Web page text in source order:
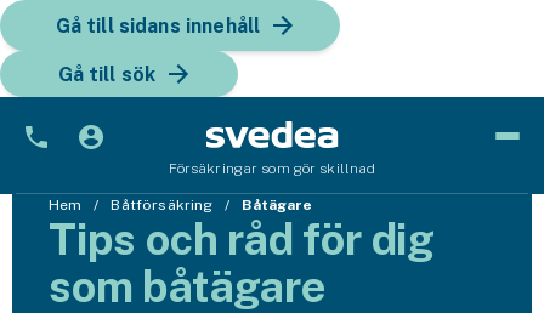
Gå till sidans innehåll
Gå till sök
Försäkringar som gör skillnad
Bil
Bilförsäkring
Hem Båtförsäkring Båtägare
Tips och råd för dig
som båtägare